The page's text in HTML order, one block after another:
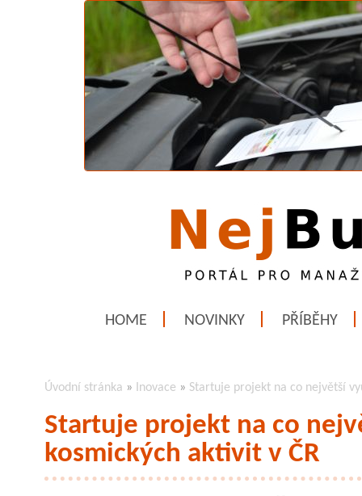
HOME NOVINKY PŘÍBĚHY
Úvodní stránka » Inovace » Startuje projekt na co největší
Startuje projekt na co
kosmických aktivit v ČR